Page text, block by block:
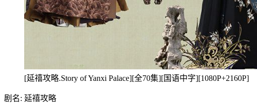
[延禧攻略.Story of Yanxi Palace][全70集][国语中字][1080P+2160P]
剧名: 延禧攻略